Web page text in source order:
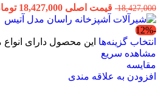
18,427,000 قیمت اصلی 18,427,000 تومان بود.
-12%
انتخاب گزینه‌ها این محصول دارای
مشاهده سریع
مقایسه
افزودن به علاقه مندی